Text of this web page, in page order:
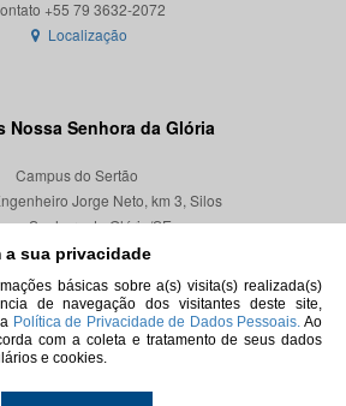
a sua privacidade
básicas sobre a(s) visita(s) realizada(s)
de navegação dos visitantes deste site,
Política de Privacidade de Dados Pessoais. Ao
com a coleta e tratamento de seus dados
e cookies.
Localização
Nossa Senhora da Glória
Campus do Sertão
Jorge Neto, km 3, Silos
Senhora da Glória/SE
CEP 49680-000
Localização